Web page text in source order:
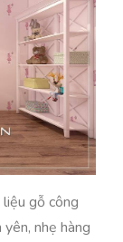
gỗ công
nhẹ hàng